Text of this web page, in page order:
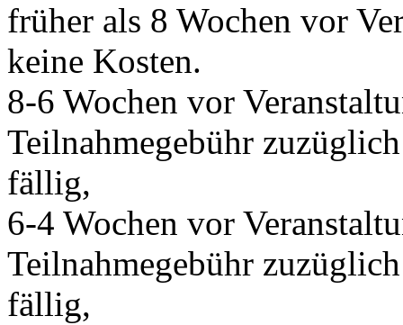
früher als 8 Wochen vor
keine Kosten.
8-6 Wochen vor
Teilnahmegebühr
fällig,
6-4 Wochen vor
Teilnahmegebühr
fällig,